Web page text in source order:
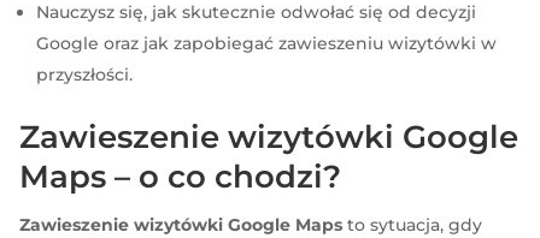
Nauczysz się, jak skutecznie odwołać się od decyzji
Google oraz jak zapobiegać zawieszeniu wizytówki w
przyszłości.
Zawieszenie wizytówki Google
Maps – o co chodzi?
Zawieszenie wizytówki Google Maps to sytuacja, gdy